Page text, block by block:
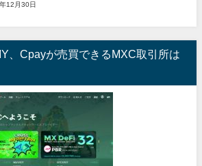
12月30日
、Cpayが売買できるMXC取引所は